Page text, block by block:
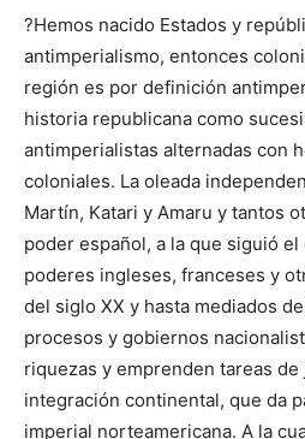
?Hemos nacido Estados y
antimperialismo, entonces
región es por definición
historia republicana como
antimperialistas alternadas con
coloniales. La oleada
Martín, Katari y Amaru y tantos
poder español, a la que siguió
poderes ingleses, franceses y
del siglo XX y hasta mediados
procesos y gobiernos
riquezas y emprenden tareas
integración continental, que da
imperial norteamericana. A la